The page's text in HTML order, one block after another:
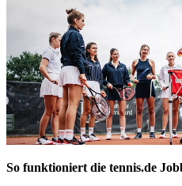
So funktioniert die tennis.de